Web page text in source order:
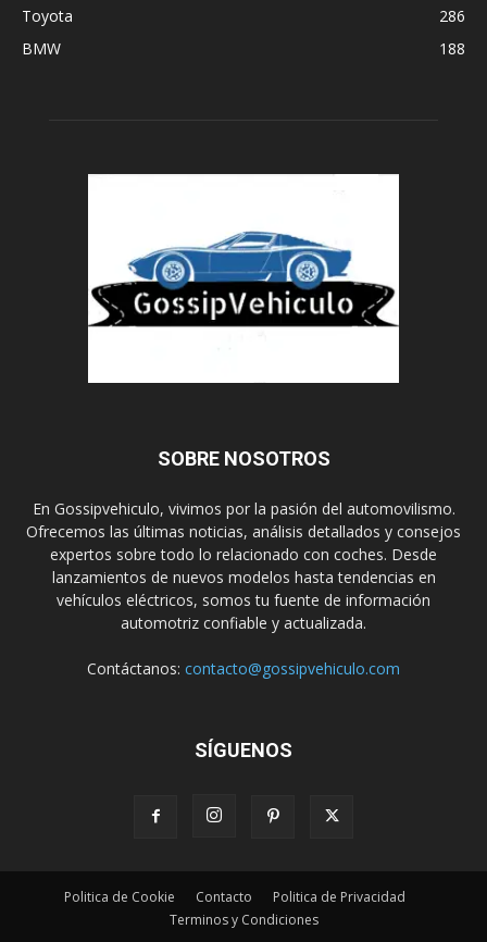
Toyota
286
BMW
188
SOBRE NOSOTROS
En Gossipvehiculo, vivimos por la pasión del automovilismo.
Ofrecemos las últimas noticias, análisis detallados y consejos
expertos sobre todo lo relacionado con coches. Desde
lanzamientos de nuevos modelos hasta tendencias en
vehículos eléctricos, somos tu fuente de información
automotriz confiable y actualizada.
Contáctanos: contacto@gossipvehiculo.com
SÍGUENOS
Politica de Cookie Contacto
Politica de Privacidad
Terminos y Condiciones